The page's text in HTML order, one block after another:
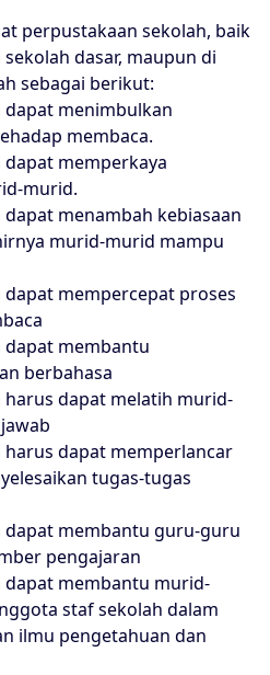
perpustakaan sekolah, baik
dasar, maupun di
sebagai berikut:
dapat menimbulkan
membaca.
memperkaya
murid.
menambah kebiasaan
murid-murid mampu
mempercepat proses
dapat membantu
berbahasa
harus dapat melatih murid-
harus dapat memperlancar
tugas-tugas
dapat membantu guru-guru
pengajaran
dapat membantu murid-
staf sekolah dalam
ilmu pengetahuan dan